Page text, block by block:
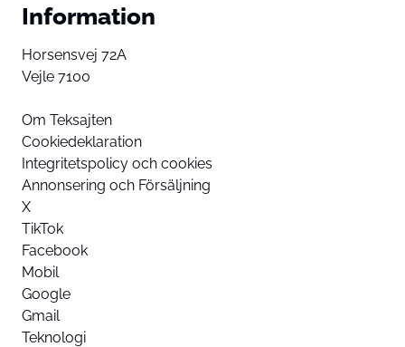
Information
Horsensvej 72A
Vejle 7100
Om Teksajten
Cookiedeklaration
Integritetspolicy och cookies
Annonsering och Försäljning
X
TikTok
Facebook
Mobil
Google
Gmail
Teknologi